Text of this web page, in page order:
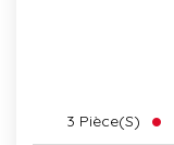
3 Pièce(s)